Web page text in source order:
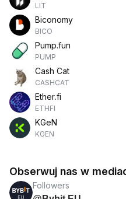
LIT
Biconomy
BICO
Pump.fun
PUMP
Cash Cat
CASHCAT
Ether.fi
ETHFI
KGeN
KGEN
Obserwuj nas w
Followers